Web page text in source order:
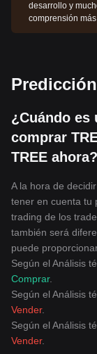
desarrollo y
comprensión
¿Cuándo es
comprar
TREE ahora?
A la hora de
tener en cuenta tu
trading de los
también será
puede
Según el Análisis
Comprar.
Según el Análisis
Vender.
Según el Análisis
Vender.